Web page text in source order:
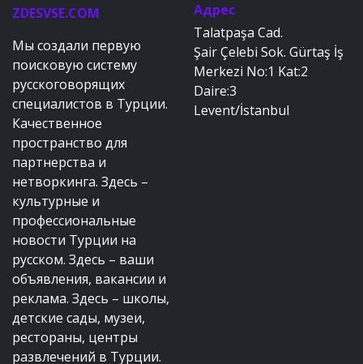
ZDESVSE.COM
Мы создали первую
поисковую систему
русскоговорящих
специалистов в Турции.
Качественное
пространство для
партнерства и
нетворкинга. Здесь –
культурные и
профессиональные
новости Турции на
русском. Здесь – ваши
объявления, вакансии и
реклама. Здесь – школы,
детские сады, музеи,
рестораны, центры
развлечений в Турции.
Адрес
Talatpaşa Cad.
Şair Çelebi Sok. Gürtaş İş
Merkezi No:1 Kat:2
Daire:3
Levent/İstanbul